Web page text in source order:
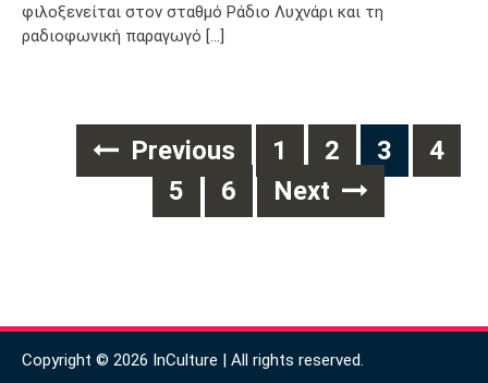
φιλοξενείται στον σταθμό Ράδιο Λυχνάρι και τη
ραδιοφωνική παραγωγό [...]
Posts
navigation
Previous 1 2 3
4
5
6 Next
Copyright © 2026 InCulture | All rights reserved.